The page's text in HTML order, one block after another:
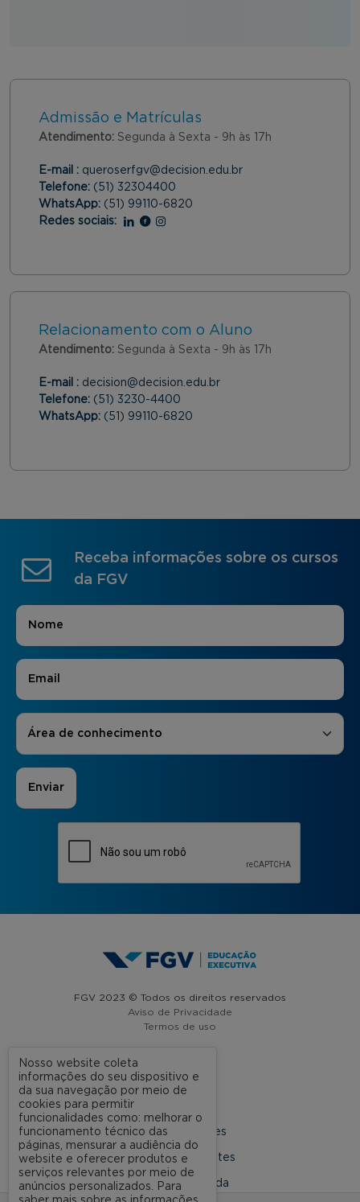
Admissão e Matrículas
Atendimento: Segunda à Sexta - 9h às 17h
E-mail : queroserfgv@decision.edu.br
Telefone: (51) 32304400
WhatsApp: (51) 99110-6820
Redes sociais:
Linkedin
Facebook
Relacionamento com o Aluno
Atendimento: Segunda à Sexta - 9h às 17h
E-mail : decision@decision.edu.br
Telefone: (51) 3230-4400
WhatsApp: (51) 99110-6820
Receba informações sobre os cursos
da FGV
Nome
E-mail
Áreas de Interesse
Área de conhecimento
FGV 2023 © Todos os direitos reservados
Aviso de Privacidade
Termos de uso
A FGV
Nossas Unidades
Dúvidas Frequentes
Rede Conveniada
Nosso website coleta
informações do seu dispositivo e
da sua navegação por meio de
cookies para permitir
funcionalidades como: melhorar o
funcionamento técnico das
páginas, mensurar a audiência do
website e oferecer produtos e
serviços relevantes por meio de
anúncios personalizados. Para